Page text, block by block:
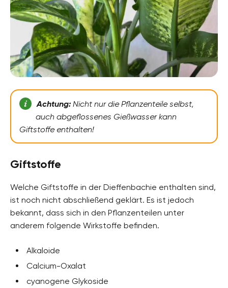
Achtung:Nicht nur die Pflanzenteile selbst,
auch abgeflossenes Gießwasser kann
Giftstoffe enthalten!
Giftstoffe
Welche Giftstoffe in der Dieffenbachie enthalten sind,
ist noch nicht abschließend geklärt. Es ist jedoch
bekannt, dass sich in den Pflanzenteilen unter
anderem folgende Wirkstoffe befinden.
Alkaloide
Calcium-Oxalat
cyanogene Glykoside